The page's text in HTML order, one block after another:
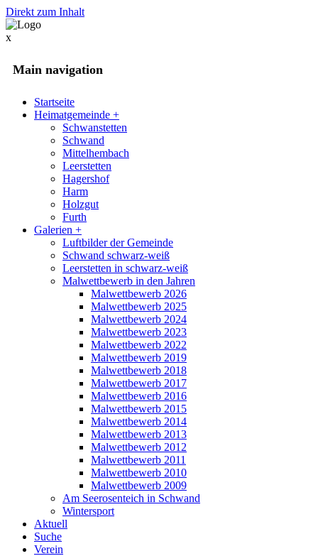
Direkt zum Inhalt
x
Main navigation
Startseite
Heimatgemeinde +
Schwanstetten
Schwand
Mittelhembach
Leerstetten
Hagershof
Harm
Holzgut
Furth
Galerien +
Luftbilder der Gemeinde
Schwand schwarz-weiß
Leerstetten in schwarz-weiß
Malwettbewerb in den Jahren
Malwettbewerb 2026
Malwettbewerb 2025
Malwettbewerb 2024
Malwettbewerb 2023
Malwettbewerb 2022
Malwettbewerb 2019
Malwettbewerb 2018
Malwettbewerb 2017
Malwettbewerb 2016
Malwettbewerb 2015
Malwettbewerb 2014
Malwettbewerb 2013
Malwettbewerb 2012
Malwettbewerb 2011
Malwettbewerb 2010
Malwettbewerb 2009
Am Seerosenteich in Schwand
Wintersport
Aktuell
Suche
Verein